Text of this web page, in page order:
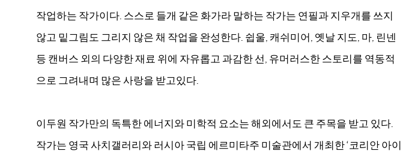
작업하는 작가이다. 스스로 들개 같은 화가라 말하는 작가는 연필과 지우개를 쓰지
않고 밑그림도 그리지 않은 채 작업을 완성한다. 쉽울, 캐쉬미어, 옛날 지도, 마, 린넨
등 캔버스 외의 다양한 재료 위에 자유롭고 과감한 선, 유머러스한 스토리를 역동적
으로 그려내며 많은 사랑을 받고있다.
이두원 작가만의 독특한 에너지와 미학적 요소는 해외에서도 큰 주목을 받고 있다.
작가는 영국 사치갤러리와 러시아 국립 에르미타주 미술관에서 개최한 ‘코리안 아이